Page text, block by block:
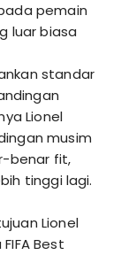
pemain
luar biasa
standar
Lionel
musim
benar fit,
tinggi lagi.
Lionel
Best